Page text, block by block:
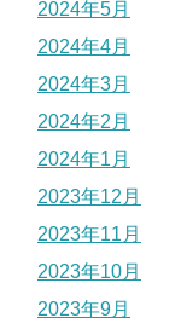
2024年5月
2024年4月
2024年3月
2024年2月
2024年1月
2023年12月
2023年11月
2023年10月
2023年9月